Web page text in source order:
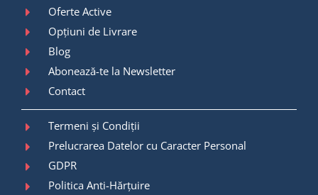
Oferte Active
Opțiuni de Livrare
Blog
Abonează-te la Newsletter
Contact
Termeni și Condiții
Prelucrarea Datelor cu Caracter Personal
GDPR
Politica Anti-Hărțuire